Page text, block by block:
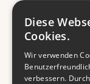
Diese
Cookies.
Wir verwenden
verbessern.